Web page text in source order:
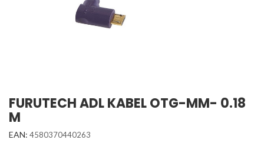
FURUTECH ADL KABEL OTG-MM- 0.18
M
EAN: 4580370440263